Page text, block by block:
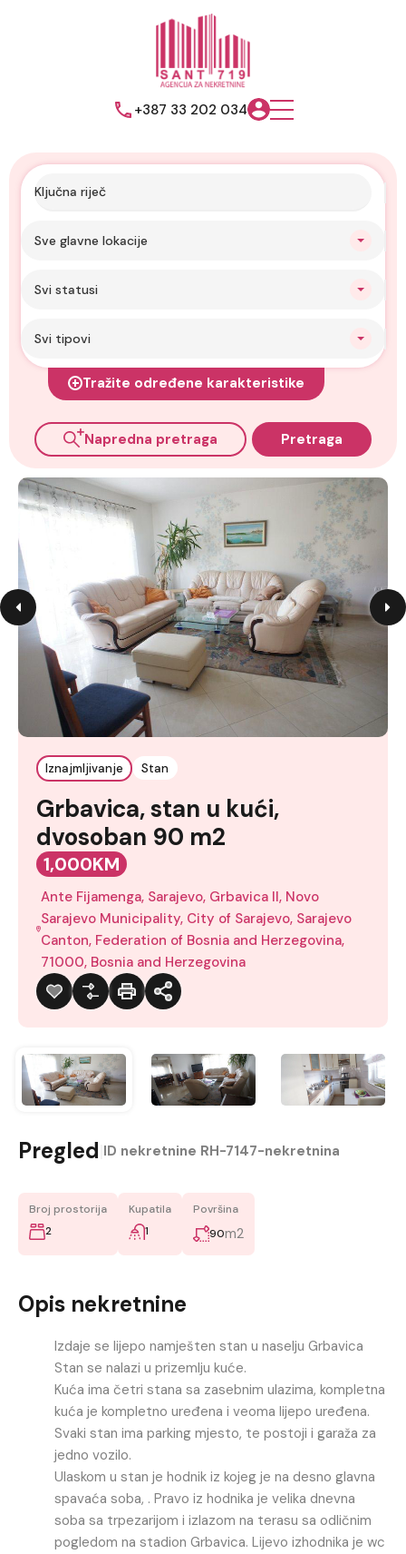
+387 33 202 034
Sve glavne lokacije
Svi statusi
Svi tipovi
Tražite određene karakteristike
Napredna pretraga Pretraga
Iznajmljivanje Stan
Grbavica, stan u kući,
dvosoban 90 m2
1,000KM
Ante Fijamenga, Sarajevo, Grbavica II, Novo
Sarajevo Municipality, City of Sarajevo, Sarajevo
Canton, Federation of Bosnia and Herzegovina,
71000, Bosnia and Herzegovina
Pregled ID nekretnine RH-7147-nekretnina
Broj prostorija
2
Kupatila
1
Površina
90m2
Opis nekretnine
Izdaje se lijepo namješten stan u naselju Grbavica
Stan se nalazi u prizemlju kuće.
Kuća ima četri stana sa zasebnim ulazima, kompletna
kuća je kompletno uređena i veoma lijepo uređena.
Svaki stan ima parking mjesto, te postoji i garaža za
jedno vozilo.
Ulaskom u stan je hodnik iz kojeg je na desno glavna
spavaća soba, . Pravo iz hodnika je velika dnevna
soba sa trpezarijom i izlazom na terasu sa odličnim
pogledom na stadion Grbavica. Lijevo izhodnika je wc